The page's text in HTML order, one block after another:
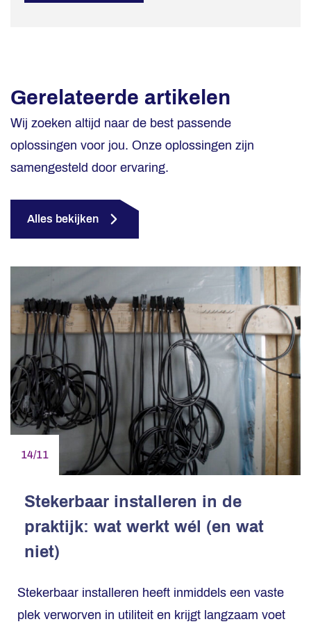
Gerelateerde artikelen
Wij zoeken altijd naar de best passende
oplossingen voor jou. Onze oplossingen zijn
samengesteld door ervaring.
Alles bekijken
14/11
Stekerbaar installeren in de
praktijk: wat werkt wél (en wat
niet)
Stekerbaar installeren heeft inmiddels een vaste
plek verworven in utiliteit en krijgt langzaam voet